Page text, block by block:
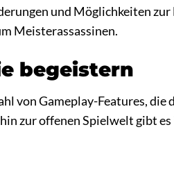
und Möglichkeiten
Meisterassassinen.
begeistern
von Gameplay-Features,
zur offenen Spielwelt gibt